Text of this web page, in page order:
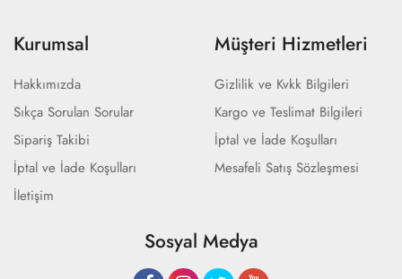
Kurumsal
Hakkımızda
Sıkça Sorulan Sorular
Sipariş Takibi
İptal ve İade Koşulları
İletişim
Müşteri Hizmetleri
Gizlilik ve Kvkk Bilgileri
Kargo ve Teslimat Bilgileri
İptal ve İade Koşulları
Mesafeli Satış Sözleşmesi
Sosyal Medya